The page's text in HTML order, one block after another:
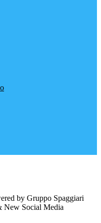
by Gruppo Spaggiari
New Social Media